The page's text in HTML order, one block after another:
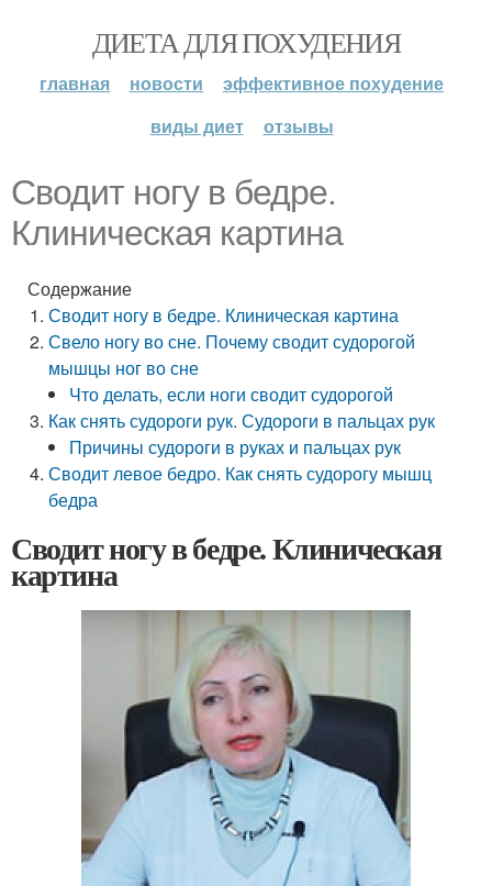
ДИЕТА ДЛЯ ПОХУДЕНИЯ
главная новости
эффективное похудение
виды диет
отзывы
Сводит ногу в бедре.
Клиническая картина
Содержание
Сводит ногу в бедре. Клиническая картина
Свело ногу во сне. Почему сводит судорогой
мышцы ног во сне
Что делать, если ноги сводит судорогой
Как снять судороги рук. Судороги в пальцах рук
Причины судороги в руках и пальцах рук
Сводит левое бедро. Как снять судорогу мышц
бедра
Сводит ногу в бедре. Клиническая
картина